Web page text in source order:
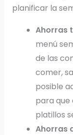
planificar la
Ahorras
menú
de las
comer,
posible
para que
platillos
Ahorras